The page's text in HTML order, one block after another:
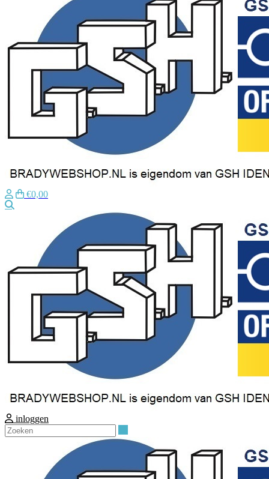
€0,00
inloggen